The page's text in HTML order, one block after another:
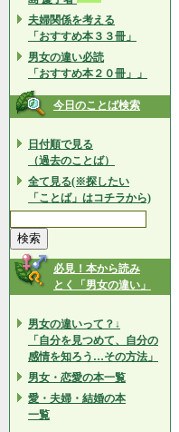
夫婦関係を考える
「おすすめ本３３冊」
男女の違い必読
「おすすめ本２０冊」」
今日のことば検索
日付順で見る
（過去のことば）
全て見る(※探したい
「ことば」はコチラから)
必見！本から読み
とく「男女の違い」
男女の違いって？↓
「自分を見つめて、自分の
感情を知ろう…その方法」
男女・恋愛の本一覧
愛・夫婦・結婚の本
一覧